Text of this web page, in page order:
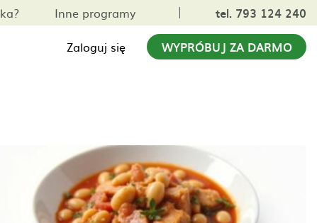
Inne programy
tel. 793 124 240
Zaloguj się WYPRÓBUJ ZA DARMO